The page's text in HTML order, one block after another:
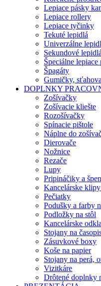
Lepiace pásky
Lepiace rollery
Lepiace tyčinky
Tekuté lepidlá
Univerzálne
Sekundové lepidlá
Špeciálne
Špagáty
Gumičky,
DOPLNKY
Zošívačky
Zošívacie kliešte
Rozošívačky
Spínacie pištole
Náplne do
Dierovače
Nožnice
Rezače
Lupy
Pripináčiky a
Kancelárske
Pečiatky
Podušky a farby
Podložky na stôl
Kancelárske
Stojany na
Zásuvkové boxy
Koše na papier
Stojany na perá,
Vizitkáre
Drôtené doplnky